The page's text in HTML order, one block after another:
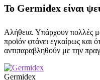
Το Germidex είναι
Αλήθεια. Υπάρχουν πολλές
προϊόν φτάνει εγκαίρως και
αντιπαραβληθούν με την
Germidex